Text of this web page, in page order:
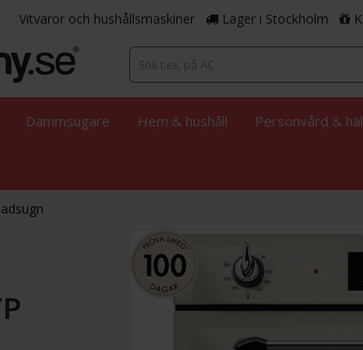
Vitvaror och hushållsmaskiner Lager i Stockholm
Dammsugare Hem & hushåll Personvård &